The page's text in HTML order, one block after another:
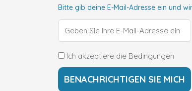
Bitte gib deine E-Mail-Adresse ein und
Ich akzeptiere die Bedingungen